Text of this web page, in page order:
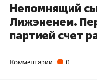
Непомнящий
Лижэненем.
партией счет
Комментарии 0